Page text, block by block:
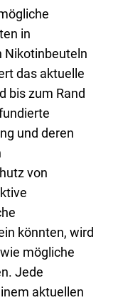
in
Nikotinbeuteln
das aktuelle
bis zum Rand
und deren
von
könnten, wird
mögliche
Jede
aktuellen